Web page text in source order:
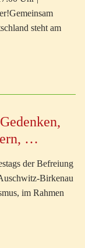
steht am
…
der Befreiung
Birkenau
im Rahmen